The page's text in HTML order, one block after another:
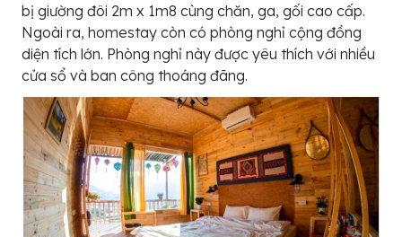
bị giường đôi 2m x 1m8 cùng chăn, ga, gối cao cấp.
Ngoài ra, homestay còn có phòng nghỉ cộng đồng
diện tích lớn. Phòng nghỉ này được yêu thích với nhiều
cửa sổ và ban công thoáng đãng.